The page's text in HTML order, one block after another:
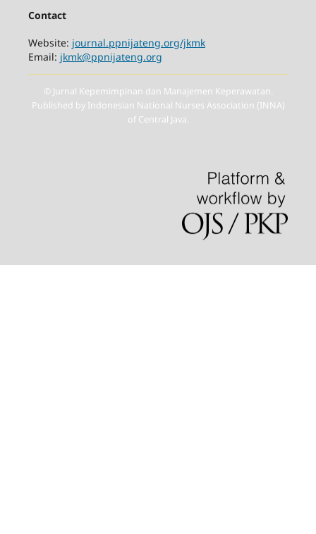
Contact
Website: journal.ppnijateng.org/jkmk
Email: jkmk@ppnijateng.org
© Jurnal Kepemimpinan dan Manajemen Keperawatan.
Published by Indonesian National Nurses Association (INNA)
of Central Java.